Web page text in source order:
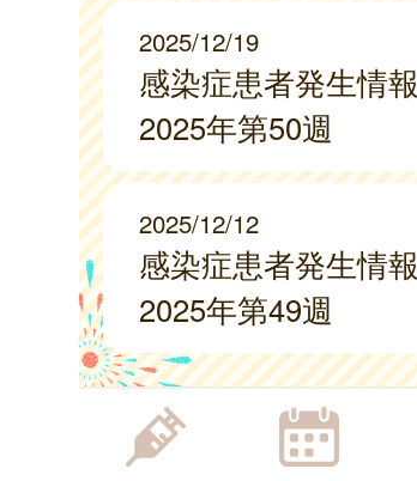
2025/12/19
感染症患者発生情報
2025年第50週
2025/12/12
感染症患者発生情報
2025年第49週